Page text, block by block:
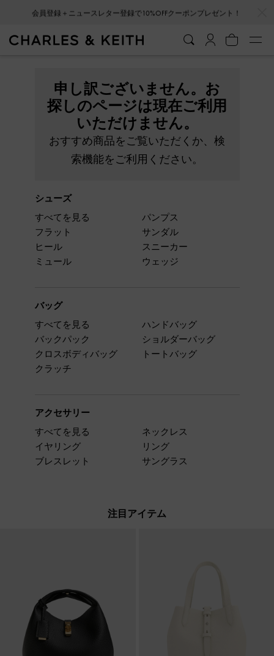
会員登録＋ニュースレター登録で10%OFFクーポンプレゼント！
申し訳ございません。お
探しのページは現在ご利用
いただけません。
おすすめ商品をご覧いただくか、検
索機能をご利用ください。
シューズ
すべてを見る
フラット
ヒール
ミュール
パンプス
サンダル
スニーカー
ウェッジ
バッグ
すべてを見る
バックパック
クロスボディバッグ
クラッチ
ハンドバッグ
ショルダーバッグ
トートバッグ
アクセサリー
すべてを見る
イヤリング
ブレスレット
ネックレス
リング
サングラス
注目アイテム